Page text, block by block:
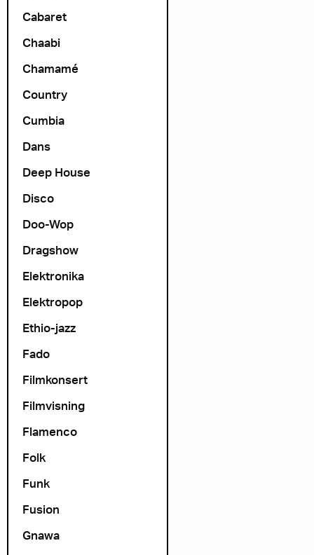
Cabaret
Chaabi
Chamamé
Country
Cumbia
Dans
Deep House
Disco
Doo-Wop
Dragshow
Elektronika
Elektropop
Ethio-jazz
Fado
Filmkonsert
Filmvisning
Flamenco
Folk
Funk
Fusion
Gnawa